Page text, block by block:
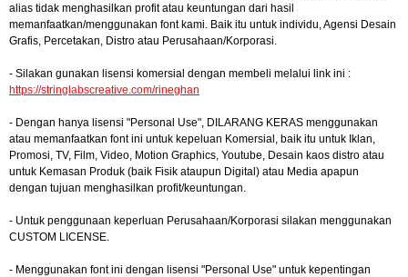
alias tidak menghasilkan profit atau keuntungan dari hasil
memanfaatkan/menggunakan font kami. Baik itu untuk individu, Agensi Desain
Grafis, Percetakan, Distro atau Perusahaan/Korporasi.
- Silakan gunakan lisensi komersial dengan membeli melalui link ini :
https://stringlabscreative.com/rineghan
- Dengan hanya lisensi "Personal Use", DILARANG KERAS menggunakan
atau memanfaatkan font ini untuk kepeluan Komersial, baik itu untuk Iklan,
Promosi, TV, Film, Video, Motion Graphics, Youtube, Desain kaos distro atau
untuk Kemasan Produk (baik Fisik ataupun Digital) atau Media apapun
dengan tujuan menghasilkan profit/keuntungan.
- Untuk penggunaan keperluan Perusahaan/Korporasi silakan menggunakan
CUSTOM LICENSE.
- Menggunakan font ini dengan lisensi "Personal Use" untuk kepentingan